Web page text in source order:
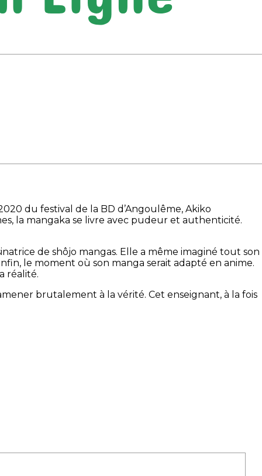
du festival de la BD d’Angoulême, Akiko
la mangaka se livre avec pudeur et authenticité.
de shôjo mangas. Elle a même imaginé tout son
le moment où son manga serait adapté en anime.
réalité.
brutalement à la vérité. Cet enseignant, à la fois